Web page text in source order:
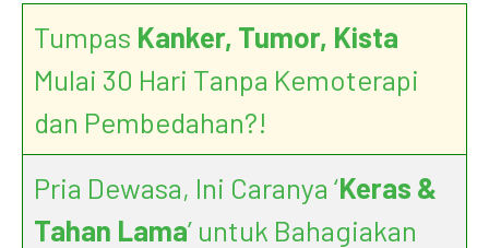
Tumpas Kanker, Tumor, Kista
Mulai 30 Hari Tanpa Kemoterapi
dan Pembedahan?!
Pria Dewasa, Ini Caranya ‘Keras &
Tahan Lama’ untuk Bahagiakan